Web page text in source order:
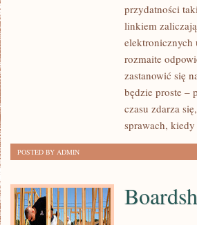
OPRZYRZĄDOWANIA
ELEKTRONICZNE
SĄ
UPROSZCZENIEM
przydatności
linkiem
elektronicznych
rozmaite
zastanowić się
będzie proste –
czasu zdarza
sprawach,
POSTED BY ADMIN